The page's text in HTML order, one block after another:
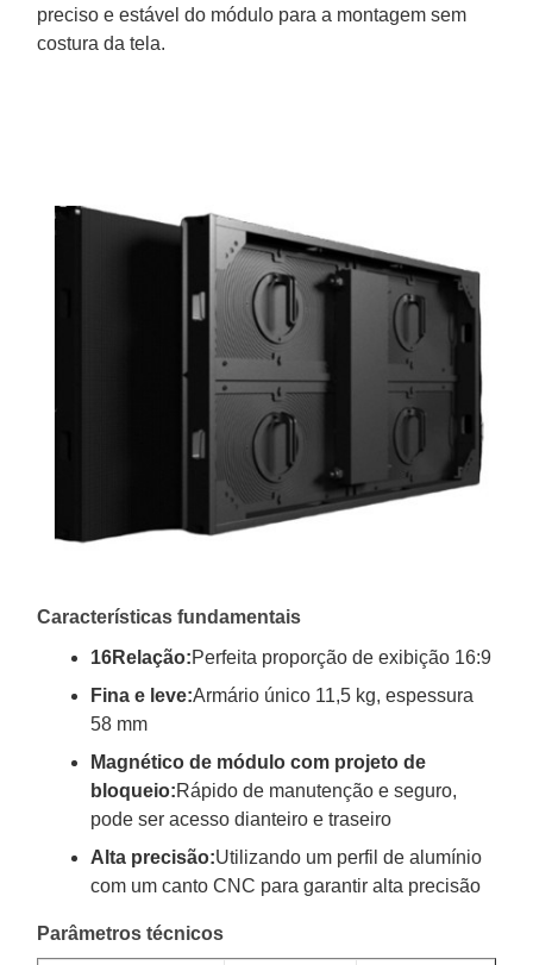
preciso e estável do módulo para a montagem sem
costura da tela.
Características fundamentais
16Relação:Perfeita proporção de exibição 16:9
Fina e leve:Armário único 11,5 kg, espessura
58 mm
Magnético de módulo com projeto de
bloqueio:Rápido de manutenção e seguro,
pode ser acesso dianteiro e traseiro
Alta precisão:Utilizando um perfil de alumínio
com um canto CNC para garantir alta precisão
Parâmetros técnicos